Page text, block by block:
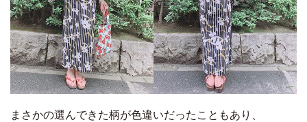
まさかの選んできた柄が色違いだったこともあり、